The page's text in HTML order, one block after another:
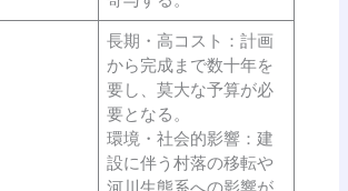
長期・高コスト：計画
から完成まで数十年を
要し、莫大な予算が必
要となる。
環境・社会的影響：建
設に伴う村落の移転や